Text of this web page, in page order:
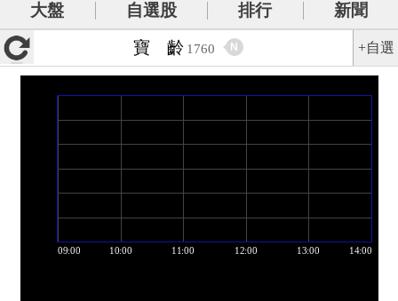
大盤 自選股 排行
新聞
寶 齡 1760 N +自選